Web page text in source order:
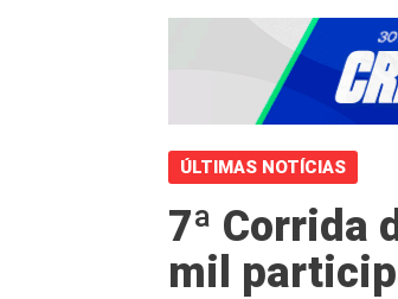
ÚLTIMAS NOTÍCIAS
7ª Corrida
mil